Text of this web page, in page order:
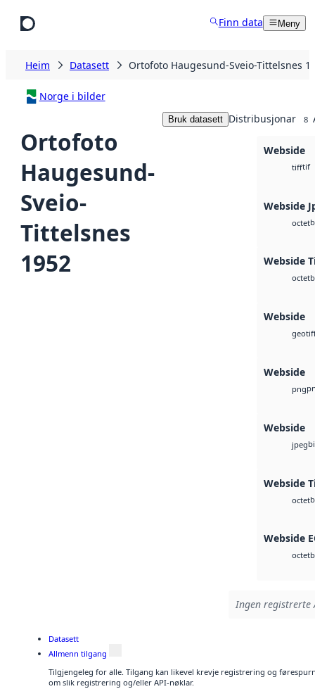
Finn data Meny
Heim Datasett Ortofoto Haugesund-Sveio-Tittelsnes
Norge i bilder
Ortofoto
Haugesund-
Sveio-
Tittelsnes
1952
Bruk datasett Distribusjonar 8
Webside
tifftif
Webside
octet
Webside
octet
Webside
Webside
png
Webside
jpeg
Webside
octet
Webside
octet
Ingen registrerte
Datasett
Allmenn tilgang
Tilgjengeleg for alle. Tilgang kan likevel krevje registrering og
om slik registrering og/eller API-nøklar.